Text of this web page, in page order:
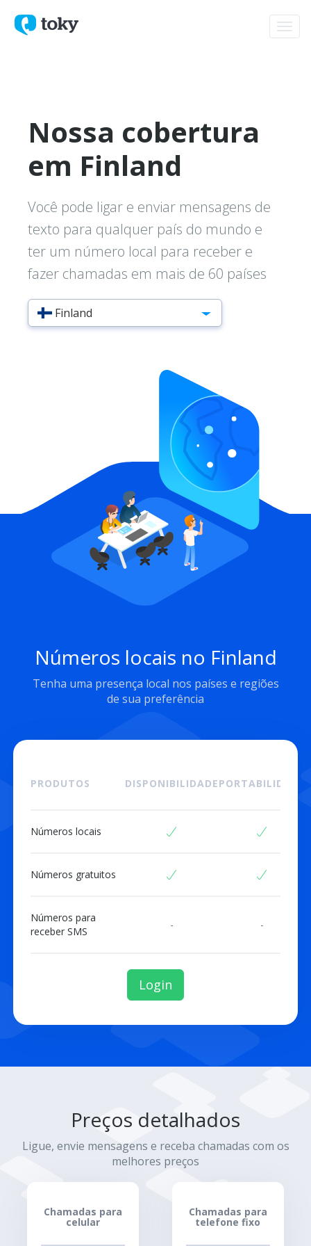
Nossa cobertura
em Finland
Você pode ligar e enviar mensagens de
texto para qualquer país do mundo e
ter um número local para receber e
fazer chamadas em mais de 60 países
Finland
Números locais no Finland
Tenha uma presença local nos países e regiões
de sua preferência
PRODUTOS DISPONIBILIDADEPORTABILIDADE
Números locais
Números gratuitos
Números para
receber SMS
- -
Login
Preços detalhados
Ligue, envie mensagens e receba chamadas com os
melhores preços
Chamadas para
celular
Chamadas para
telefone fixo